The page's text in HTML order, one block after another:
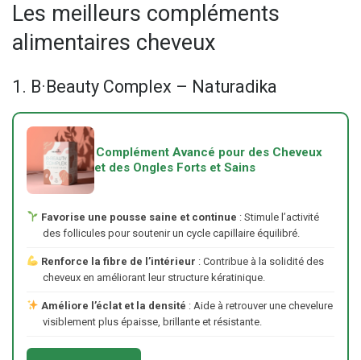
Les meilleurs compléments
alimentaires cheveux
1. B·Beauty Complex – Naturadika
Complément Avancé pour des Cheveux
et des Ongles Forts et Sains
Favorise une pousse saine et continue : Stimule l’activité
des follicules pour soutenir un cycle capillaire équilibré.
Renforce la fibre de l’intérieur : Contribue à la solidité des
cheveux en améliorant leur structure kératinique.
Améliore l’éclat et la densité : Aide à retrouver une chevelure
visiblement plus épaisse, brillante et résistante.